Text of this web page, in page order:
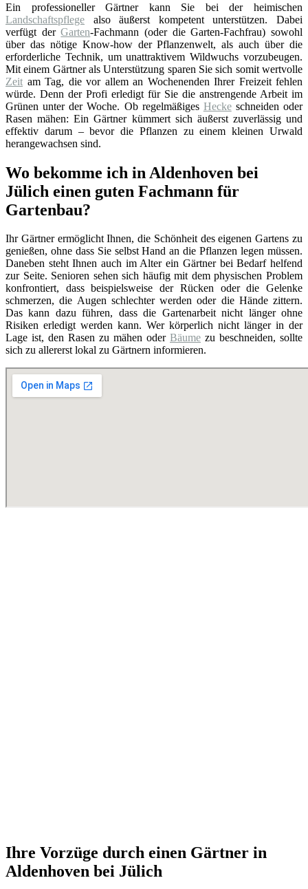
Ein professioneller Gärtner kann Sie bei der heimischen
Landschaftspflege also äußerst kompetent unterstützen. Dabei
verfügt derGarten-Fachmann (oder die Garten-Fachfrau) sowohl
über das nötige Know-how der Pflanzenwelt, als auch über die
erforderliche Technik, um unattraktivem Wildwuchs vorzubeugen.
Mit einem Gärtner als Unterstützung sparen Sie sich somit wertvolle
Zeit am Tag, die vor allem an Wochenenden Ihrer Freizeit fehlen
würde. Denn der Profi erledigt für Sie die anstrengende Arbeit im
Grünen unter der Woche. Ob regelmäßiges Heckeschneiden oder
Rasen mähen: Ein Gärtner kümmert sich äußerst zuverlässig und
effektiv darum – bevor die Pflanzen zu einem kleinen Urwald
herangewachsen sind.
Wo bekomme ich in Aldenhoven bei
Jülich einen guten Fachmann für
Gartenbau?
Ihr Gärtner ermöglicht Ihnen, die Schönheit des eigenen Gartens zu
genießen, ohne dass Sie selbst Hand an die Pflanzen legen müssen.
Daneben steht Ihnen auch im Alter ein Gärtner bei Bedarf helfend
zur Seite. Senioren sehen sich häufig mit dem physischen Problem
konfrontiert, dass beispielsweise der Rücken oder die Gelenke
schmerzen, die Augen schlechter werden oder die Hände zittern.
Das kann dazu führen, dass die Gartenarbeit nicht länger ohne
Risiken erledigt werden kann. Wer körperlich nicht länger in der
Lage ist, den Rasen zu mähen oder Bäume zu beschneiden, sollte
sich zu allererst lokal zu Gärtnern informieren.
Ihre Vorzüge durch einen Gärtner in
Aldenhoven bei Jülich